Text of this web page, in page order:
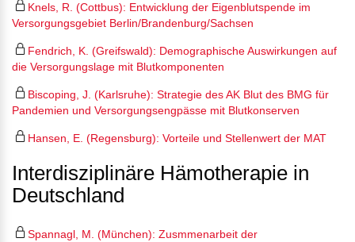
Knels, R. (Cottbus): Entwicklung der Eigenblutspende im
Versorgungsgebiet Berlin/Brandenburg/Sachsen
Fendrich, K. (Greifswald): Demographische Auswirkungen auf
die Versorgungslage mit Blutkomponenten
Biscoping, J. (Karlsruhe): Strategie des AK Blut des BMG für
Pandemien und Versorgungsengpässe mit Blutkonserven
Hansen, E. (Regensburg): Vorteile und Stellenwert der MAT
Interdisziplinäre Hämotherapie in
Deutschland
Spannagl, M. (München): Zusmmenarbeit der